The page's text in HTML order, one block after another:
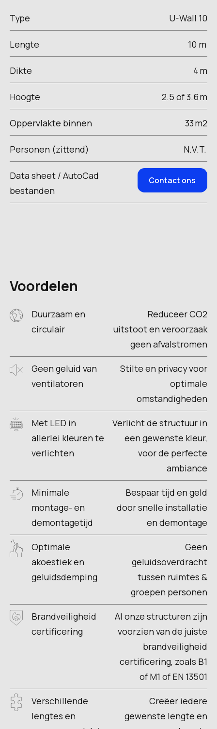
Type U-Wall 10
Lengte 10 m
Dikte 4m
Hoogte 2.5 of 3.6m
Oppervlakte binnen 33m2
Personen (zittend) N.V.T.
Data sheet / AutoCad
bestanden
Contact ons
Voordelen
Duurzaam en
circulair
Reduceer CO2
uitstoot en veroorzaak
geen afvalstromen
Geen geluid van
ventilatoren
Stilte en privacy voor
optimale
omstandigheden
Met LED in
allerlei kleuren te
verlichten
Verlicht de structuur in
een gewenste kleur,
voor de perfecte
ambiance
Minimale
montage- en
demontagetijd
Bespaar tijd en geld
door snelle installatie
en demontage
Optimale
akoestiek en
geluidsdemping
Geen
geluidsoverdracht
tussen ruimtes &
groepen personen
Brandveiligheid
certificering
Al onze structuren zijn
voorzien van de juiste
brandveiligheid
certificering, zoals B1
of M1 of EN 13501
Verschillende
lengtes en
Creëer iedere
gewenste lengte en